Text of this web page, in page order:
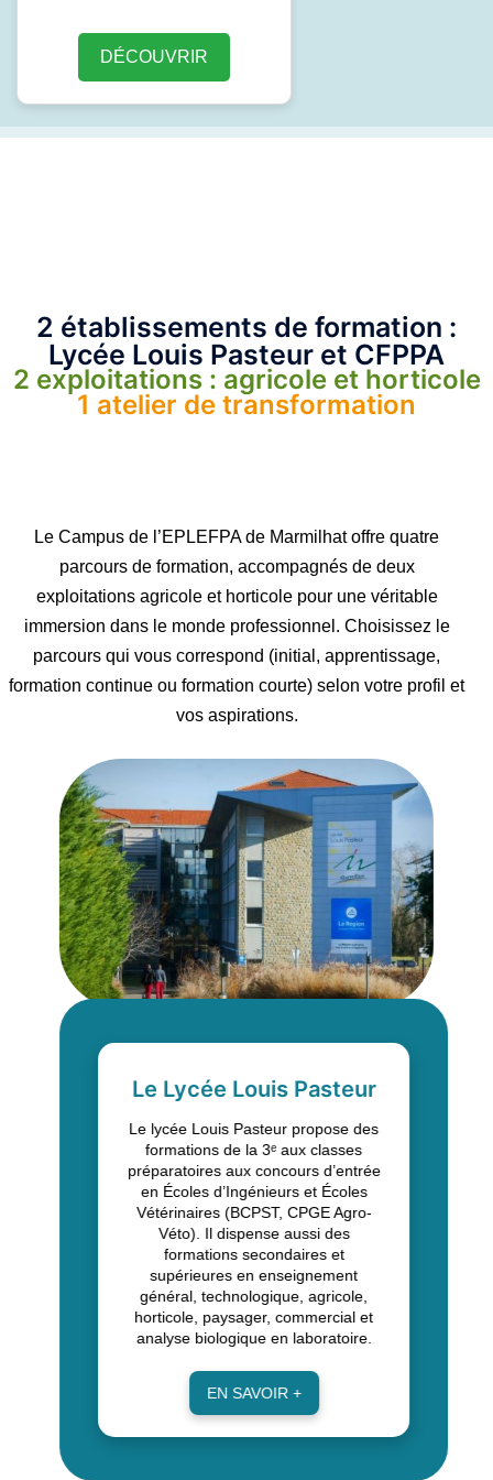
DÉCOUVRIR
2 établissements de formation :
Lycée Louis Pasteur et CFPPA
2 exploitations : agricole et horticole
1 atelier de transformation
Le Campus de l’EPLEFPA de Marmilhat offre quatre
parcours de formation, accompagnés de deux
exploitations agricole et horticole pour une véritable
immersion dans le monde professionnel. Choisissez le
parcours qui vous correspond (initial, apprentissage,
formation continue ou formation courte) selon votre profil et
vos aspirations.
Le Lycée Louis Pasteur
Le lycée Louis Pasteur propose des
formations de la 3ᵉ aux classes
préparatoires aux concours d’entrée
en Écoles d’Ingénieurs et Écoles
Vétérinaires (BCPST, CPGE Agro-
Véto). Il dispense aussi des
formations secondaires et
supérieures en enseignement
général, technologique, agricole,
horticole, paysager, commercial et
analyse biologique en laboratoire.
EN SAVOIR +